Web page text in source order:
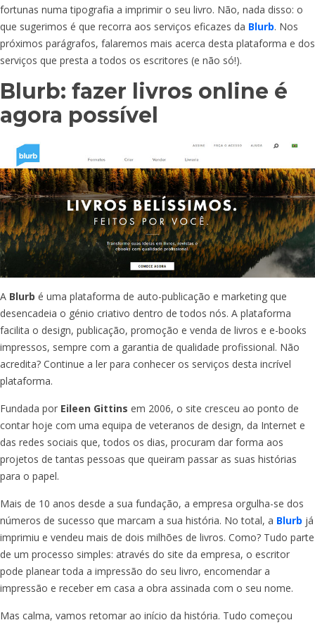
fortunas numa tipografia a imprimir o seu livro. Não, nada disso: o
que sugerimos é que recorra aos serviços eficazes da Blurb. Nos
próximos parágrafos, falaremos mais acerca desta plataforma e dos
serviços que presta a todos os escritores (e não só!).
Blurb: fazer livros online é
agora possível
A Blurb é uma plataforma de auto-publicação e marketing que
desencadeia o génio criativo dentro de todos nós. A plataforma
facilita o design, publicação, promoção e venda de livros e e-books
impressos, sempre com a garantia de qualidade profissional. Não
acredita? Continue a ler para conhecer os serviços desta incrível
plataforma.
Fundada por Eileen Gittins em 2006, o site cresceu ao ponto de
contar hoje com uma equipa de veteranos de design, da Internet e
das redes sociais que, todos os dias, procuram dar forma aos
projetos de tantas pessoas que queiram passar as suas histórias
para o papel.
Mais de 10 anos desde a sua fundação, a empresa orgulha-se dos
números de sucesso que marcam a sua história. No total, a Blurb já
imprimiu e vendeu mais de dois milhões de livros. Como? Tudo parte
de um processo simples: através do site da empresa, o escritor
pode planear toda a impressão do seu livro, encomendar a
impressão e receber em casa a obra assinada com o seu nome.
Mas calma, vamos retomar ao início da história. Tudo começou